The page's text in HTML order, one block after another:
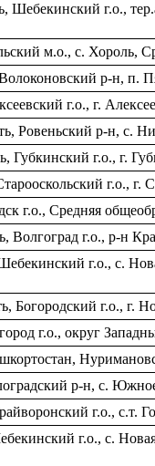
Шебекинский г.о.,
м.о., с. Хороль,
Волоконовский р-н,
г.о., г.
Ровеньский р-н, c.
Губкинский г.о.,
г.о., Средняя
Волгоград г.о., р-н
г.о., c.
Богородский г.о.,
г.о., округ
р-н, c.
г.о.,
г.о., c.